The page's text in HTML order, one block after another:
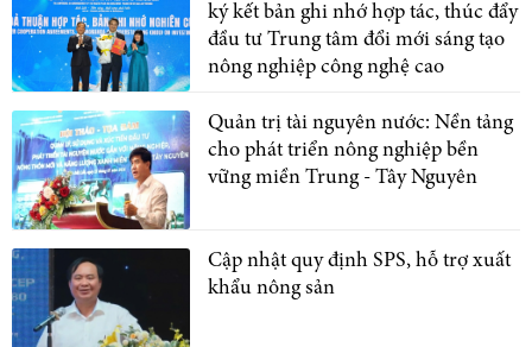
ký kết bản ghi nhớ hợp tác, thúc đẩy
đầu tư Trung tâm đổi mới sáng tạo
nông nghiệp công nghệ cao
Quản trị tài nguyên nước: Nền tảng
cho phát triển nông nghiệp bền
vững miền Trung - Tây Nguyên
Cập nhật quy định SPS, hỗ trợ xuất
khẩu nông sản